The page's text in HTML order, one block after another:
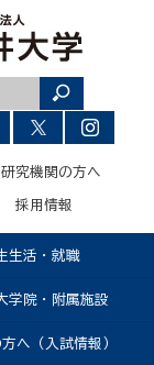
究機関の方へ
採用情報
生活・就職
学院・附属施設
へ（入試情報）